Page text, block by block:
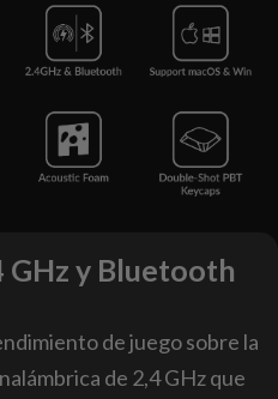
GHz y Bluetooth
de juego sobre la
de 2,4 GHz que